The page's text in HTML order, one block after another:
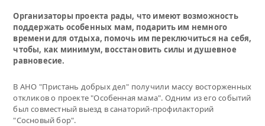
Организаторы проекта рады, что имеют возможность
поддержать особенных мам, подарить им немного
времени для отдыха, помочь им переключиться на себя,
чтобы, как минимум, восстановить силы и душевное
равновесие.
В АНО "Пристань добрых дел" получили массу восторженных
откликов о проекте "Особенная мама". Одним из его событий
был совместный выезд в санаторий-профилакторий
"Сосновый бор".